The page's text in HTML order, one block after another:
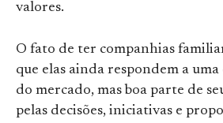
valores.
O fato de ter companhias
que elas ainda respondem a
do mercado, mas boa parte de
pelas decisões, iniciativas e